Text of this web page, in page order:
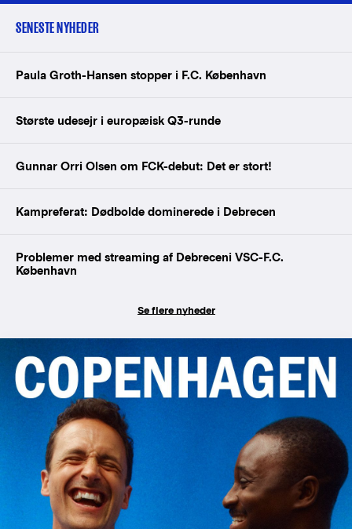
SENESTE NYHEDER
Paula Groth-Hansen stopper i F.C. København
Største udesejr i europæisk Q3-runde
Gunnar Orri Olsen om FCK-debut: Det er stort!
Kampreferat: Dødbolde dominerede i Debrecen
Problemer med streaming af Debreceni VSC-F.C.
København
Se flere nyheder